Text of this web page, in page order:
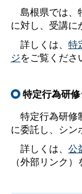
島根県では、
に対し、受講に
詳しくは、 特
ジをご覧くださ
特定行為研
特定行為研修
に委託し、シン
詳しくは、 公
（外部リンク）